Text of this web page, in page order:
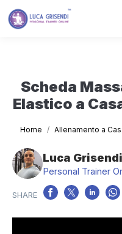
Scheda
Elastico a
Tu sei qui:
Home Allenamento a
Luca Grisendi
Personal Trainer